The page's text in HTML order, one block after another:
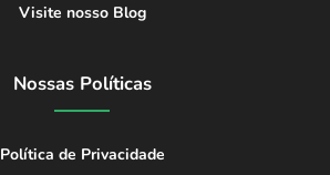
Visite nosso Blog
Nossas Políticas
Política de Privacidade